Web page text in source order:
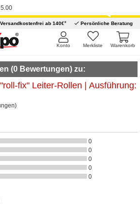
ab 140€* Persönliche Beratung
Warenkorb
Merkliste
Konto
(0 Bewertungen) zu:
fix" Leiter-Rollen | Ausführung:
0
0
0
0
0